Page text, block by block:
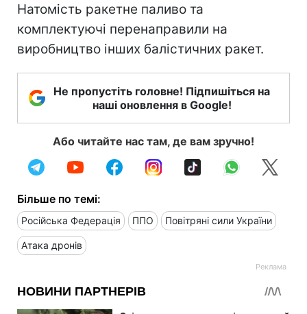
Натомість ракетне паливо та
комплектуючі перенаправили на
виробництво інших балістичних ракет.
Не пропустіть головне! Підпишіться на
наші оновлення в Google!
Або читайте нас там, де вам зручно!
Більше по темі:
Російська Федерація ППО Повітряні сили України
Атака дронів